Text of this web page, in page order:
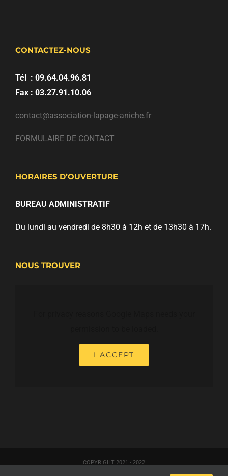
CONTACTEZ-NOUS
Tél : 09.64.04.96.81
Fax : 03.27.91.10.06
contact@association-lapage-aniche.fr
FORMULAIRE DE CONTACT
HORAIRES D’OUVERTURE
BUREAU ADMINISTRATIF
Du lundi au vendredi de 8h30 à 12h et de 13h30 à 17h.
NOUS TROUVER
I ACCEPT
COPYRIGHT 2021 - 2022